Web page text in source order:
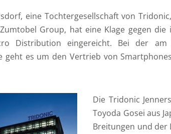
eine Tochtergesellschaft von
Group, hat eine Klage gegen die
Distribution eingereicht. Bei der am
geht es um den Vertrieb von
Die Tridonic
Toyoda Gosei aus
Breitungen und der